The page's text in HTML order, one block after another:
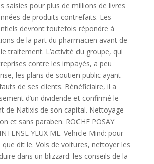
saisies pour plus de millions de livres
de produits contrefaits. Les
devront toutefois répondre à
de la part du pharmacien avant de
traitement. L’activité du groupe, qui
contre les impayés, a peu
les plans de soutien public ayant
de ses clients. Bénéficiaire, il a
d’un dividende et confirmé le
de Natixis de son capital. Nettoyage
et sans paraben. ROCHE POSAY
YEUX ML. Vehicle Mind: pour
dit le. Vols de voitures, nettoyer les
dans un blizzard: les conseils de la